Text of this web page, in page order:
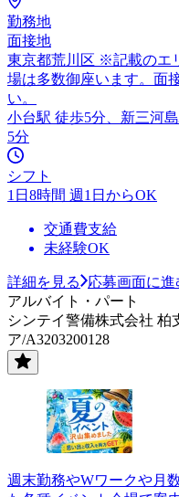
勤務地
面接地
東京都荒川区 ※記載のエ
場は多数御座います。面
い。
小台駅 徒歩5分、新三河
5分
シフト
1日8時間 週1日からOK
交通費支給
未経験OK
詳細を見る
応募画面に進
アルバイト・パート
シンテイ警備株式会社 柏
ア/A3203200128
週末勤務やWワークや月